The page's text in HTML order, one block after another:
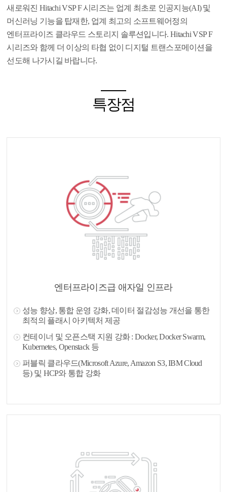
새로워진 Hitachi VSP F 시리즈는 업계 최초로 인공지능(AI) 및
머신러닝 기능을 탑재한, 업계 최고의 소프트웨어정의
엔터프라이즈 클라우드 스토리지 솔루션입니다. Hitachi VSP F
시리즈와 함께 더 이상의 타협 없이 디지털 트랜스포메이션을
선도해 나가시길 바랍니다.
특장점
엔터프라이즈급 애자일 인프라
성능 향상, 통합 운영 강화, 데이터 절감성능 개선을 통한
최적의 플래시 아키텍처 제공
컨테이너 및 오픈스택 지원 강화 : Docker, Docker Swarm,
Kubernetes, Openstack 등
퍼블릭 클라우드(Microsoft Azure, Amazon S3, IBM Cloud
등) 및 HCP와 통합 강화